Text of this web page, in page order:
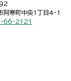
阿寒町中央1丁目4-1
66-2121